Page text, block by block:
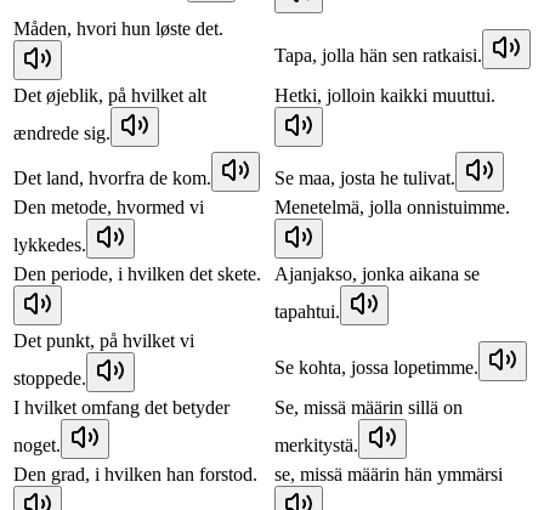
Måden, hvori hun løste det.
Tapa, jolla hän sen ratkaisi.
Det øjeblik, på hvilket alt
ændrede sig.
Hetki, jolloin kaikki muuttui.
Det land, hvorfra de kom.
Se maa, josta he tulivat.
Den metode, hvormed vi
lykkedes.
Menetelmä, jolla onnistuimme.
Den periode, i hvilken det skete.
Ajanjakso, jonka aikana se
tapahtui.
Det punkt, på hvilket vi
stoppede.
Se kohta, jossa lopetimme.
I hvilket omfang det betyder
noget.
Se, missä määrin sillä on
merkitystä.
Den grad, i hvilken han forstod.
se, missä määrin hän ymmärsi